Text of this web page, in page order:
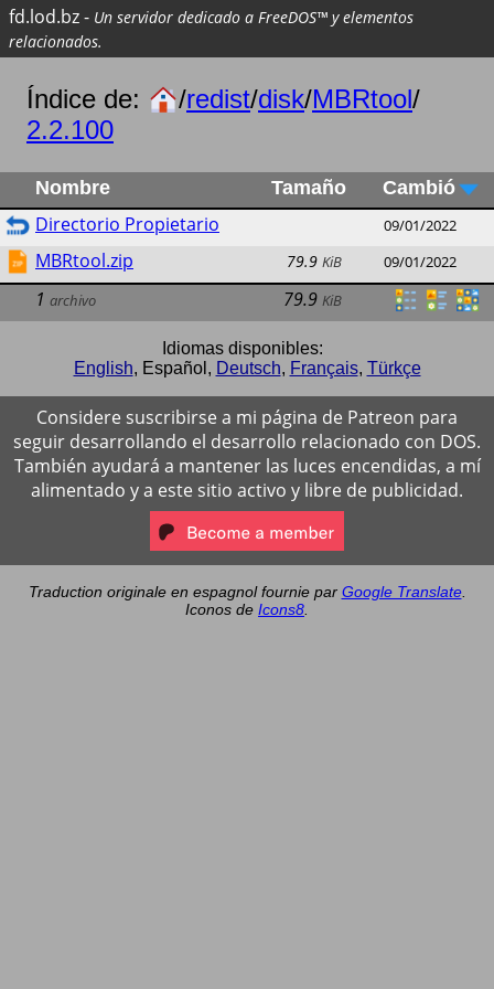
fd.lod.bz- Un servidor dedicado a FreeDOS™ y elementos
relacionados.
Índice de: /redist/disk/MBRtool/
2.2.100
Nombre Tamaño Cambió
Directorio Propietario 09/01/2022
MBRtool.zip 79.9 KiB 09/01/2022
1 archivo 79.9 KiB
Idiomas disponibles:
English, Español , Deutsch, Français, Türkçe
Considere suscribirse a mi página de Patreon para
seguir desarrollando el desarrollo relacionado con DOS.
También ayudará a mantener las luces encendidas, a mí
alimentado y a este sitio activo y libre de publicidad.
Traduction originale en espagnol fournie par Google Translate.
Iconos de Icons8